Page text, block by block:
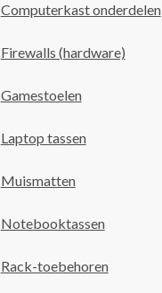
Computerkast onderdelen
Firewalls (hardware)
Gamestoelen
Laptop tassen
Muismatten
Notebooktassen
Rack-toebehoren